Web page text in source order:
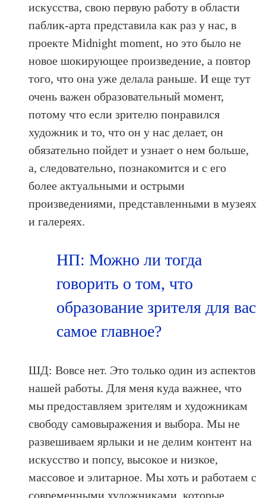
искусства, свою первую работу в области
паблик-арта представила как раз у нас, в
проекте Midnight moment, но это было не
новое шокирующее произведение, а повтор
того, что она уже делала раньше. И еще тут
очень важен образовательный момент,
потому что если зрителю понравился
художник и то, что он у нас делает, он
обязательно пойдет и узнает о нем больше,
а, следовательно, познакомится и с его
более актуальными и острыми
произведениями, представленными в музеях
и галереях.
НП: Можно ли тогда
говорить о том, что
образование зрителя для вас
самое главное?
ШД: Вовсе нет. Это только один из аспектов
нашей работы. Для меня куда важнее, что
мы предоставляем зрителям и художникам
свободу самовыражения и выбора. Мы не
развешиваем ярлыки и не делим контент на
искусство и попсу, высокое и низкое,
массовое и элитарное. Мы хоть и работаем с
современными художниками, которые